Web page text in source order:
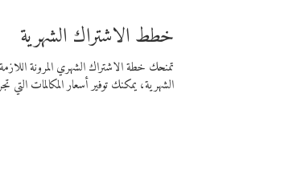
خطط الاشتراك الشهرية
تمنحك خطة الاشتراك الشهري المرونة
الشهرية، يمكنك توفير أسعار المكالمات التي